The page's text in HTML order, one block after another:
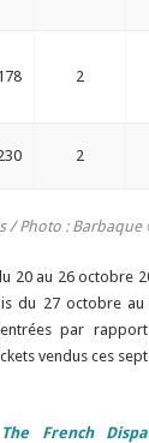
2
2
/ Photo : Barbaque
20 au 26 octobre
du 27 octobre
par
vendus ces
The French